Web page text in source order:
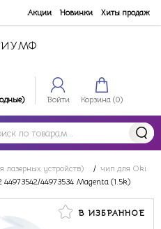
Акции Новинки Хиты продаж
Войти Корзина (0)
лазерных устройств) / чип для Oki
44973534 Magenta (1.5k)
В ИЗБРАННОЕ